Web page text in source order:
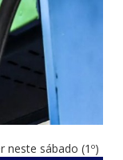
neste sábado (1º)